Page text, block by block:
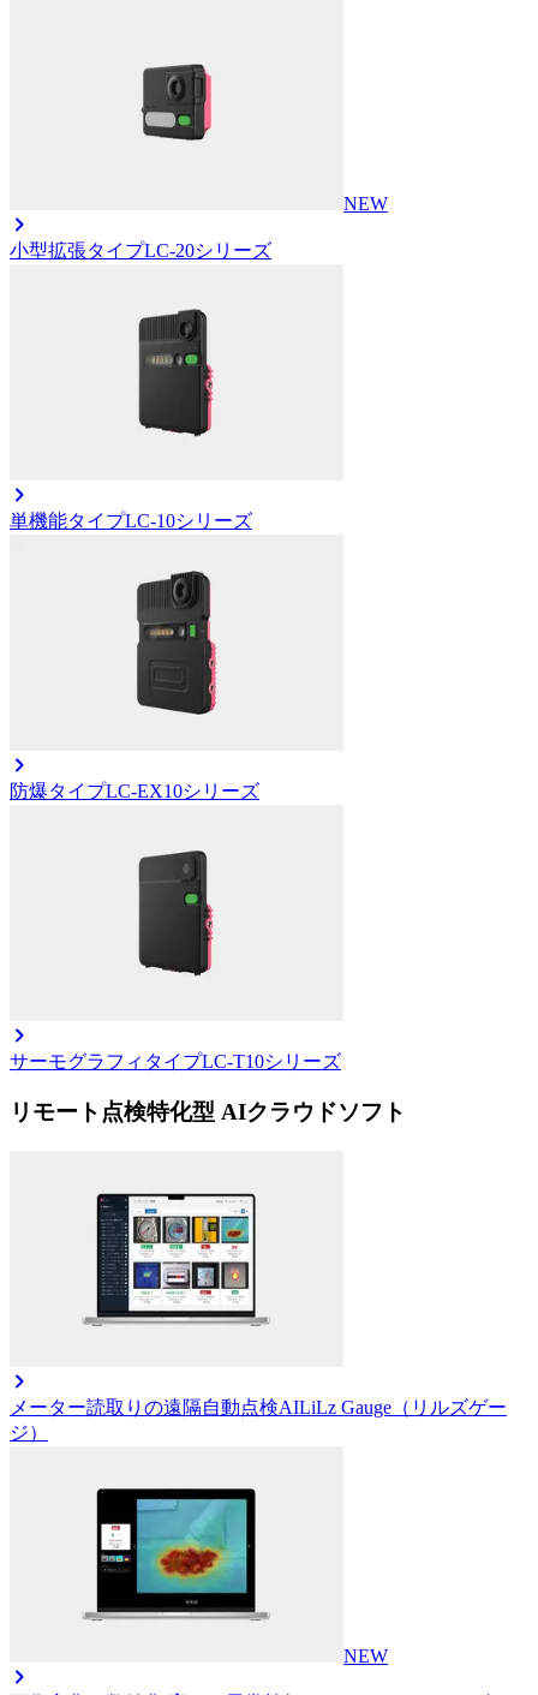
NEW
小型拡張タイプLC-20シリーズ
単機能タイプLC-10シリーズ
防爆タイプLC-EX10シリーズ
サーモグラフィタイプLC-T10シリーズ
リモート点検特化型 AIクラウドソフト
メーター読取りの遠隔自動点検AILiLz Gauge（リルズゲー
ジ）
NEW